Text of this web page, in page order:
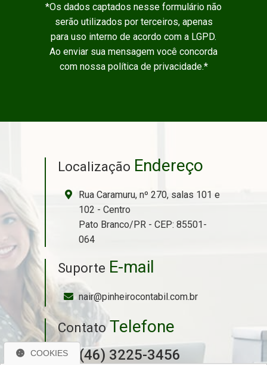
*Os dados captados nesse formulário não
serão utilizados por terceiros, apenas
para uso interno de acordo com a LGPD.
Ao enviar sua mensagem você concorda
com nossa política de privacidade.*
Localização Endereço
Rua Caramuru, nº 270, salas 101 e
102 - Centro
Pato Branco/PR - CEP: 85501-
064
Suporte E-mail
nair@pinheirocontabil.com.br
ContatoTelefone
(46) 3225-3456
COOKIES